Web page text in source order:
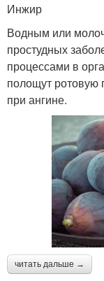
Инжир
Водным или
простудных
процессами в
полощут ротовую
при ангине.
читать дальше →